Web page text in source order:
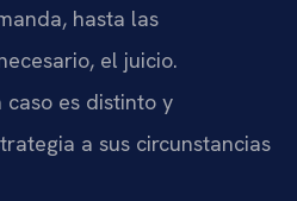
hasta las
el juicio.
es distinto y
a sus circunstancias